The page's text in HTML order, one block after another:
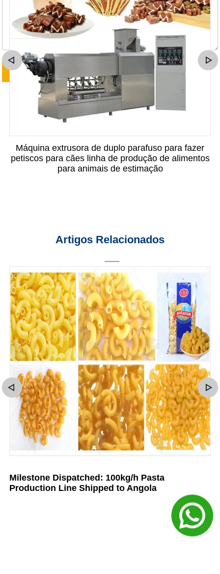
Máquina extrusora de duplo parafuso para fazer
petiscos para cães linha de produção de alimentos
para animais de estimação
Artigos Relacionados
Milestone Dispatched: 100kg/h Pasta
Production Line Shipped to Angola